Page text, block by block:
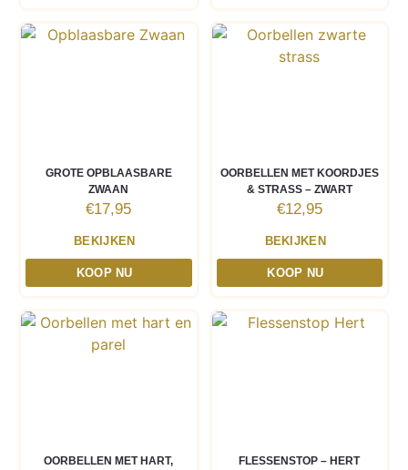
GROTE OPBLAASBARE
ZWAAN
€17,95
BEKIJKEN
KOOP NU
OORBELLEN MET KOORDJES
& STRASS – ZWART
€12,95
BEKIJKEN
KOOP NU
OORBELLEN MET HART,
FLESSENSTOP – HERT